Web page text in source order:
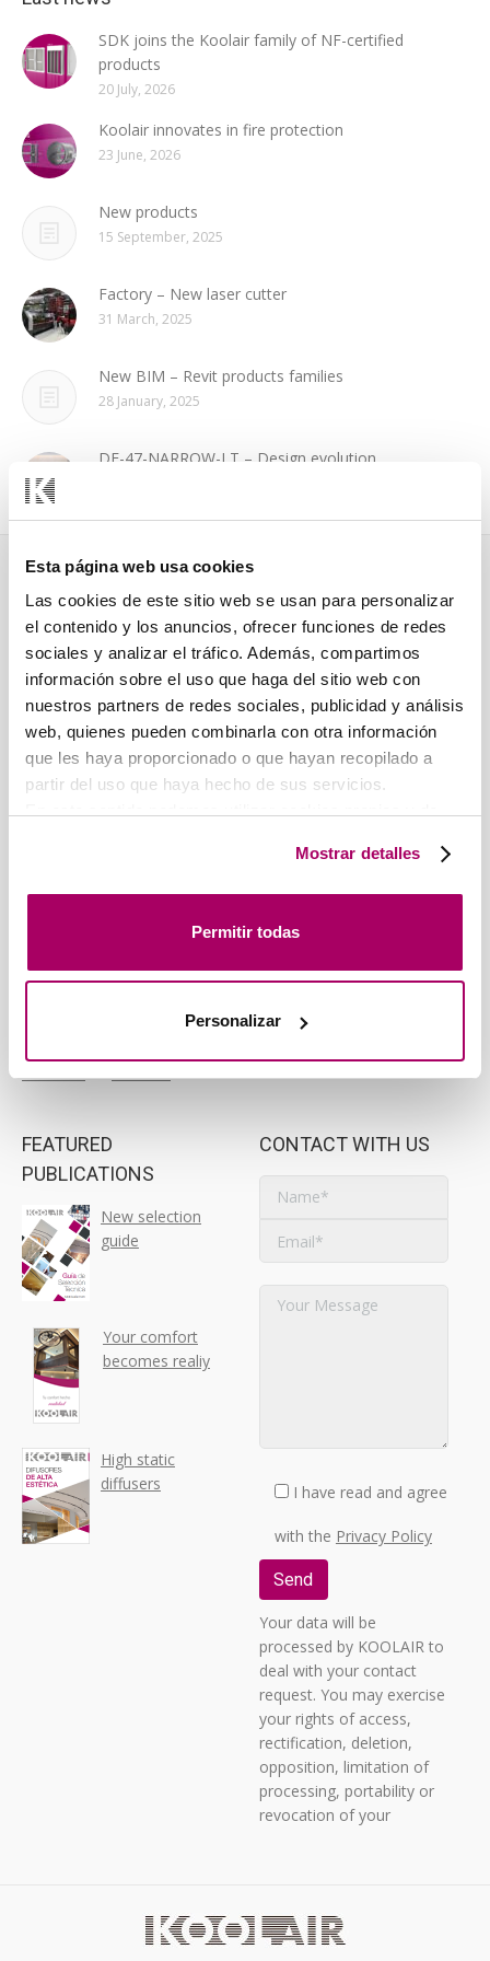
Esta página web usa cookies
Las cookies de este sitio web se usan para personalizar
el contenido y los anuncios, ofrecer funciones de redes
sociales y analizar el tráfico. Además, compartimos
información sobre el uso que haga del sitio web con
nuestros partners de redes sociales, publicidad y análisis
web, quienes pueden combinarla con otra información
que les haya proporcionado o que hayan recopilado a
partir del uso que haya hecho de sus servicios.
garantiza un nivel adecuado de protección de datos) para
tu navegación. Para más más información consulta
nuestraPolítica de Cookies.
Mostrar detalles
Permitir todas
Personalizar
SDK joins the Koolair family of NF-certified
products
20 July, 2026
Koolair innovates in fire protection
23 June, 2026
New products
15 September, 2025
Factory – New laser cutter
31 March, 2025
New BIM – Revit products families
28 January, 2025
DF-47-NARROW-LT – Design evolution
KOOLAIR, S.L. (SPAIN)
(MADRID)
email:info@koolair.com
OUR AGENCIES
Koolair Central
Europe
Austria, Switzerland and
Germany
Koolair PT
Portugal
Koolair BENELUX
Luxembourg
Koolair FRANCE
Moroco
Koolair MENA
Tunisia and Algeria
FEATURED
PUBLICATIONS
New selection
guide
Your comfort
becomes realiy
High static
diffusers
CONTACT WITH US
I have read and agree
with the Privacy Policy
Your data will be
processed by KOOLAIR to
deal with your contact
request. You may exercise
your rights of access,
rectification, deletion,
opposition, limitation of
processing, portability or
revocation of your
No. 2 “LA FUENSANTA”,
28936 MÓSTOLES